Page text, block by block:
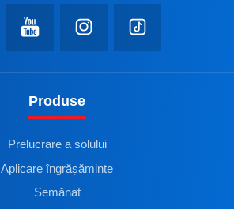
Produse
Prelucrare a solului
Aplicare îngrășăminte
Semănat